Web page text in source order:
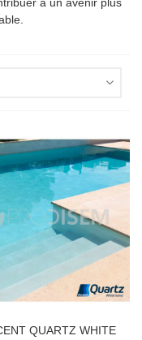
QUARTZ WHITE